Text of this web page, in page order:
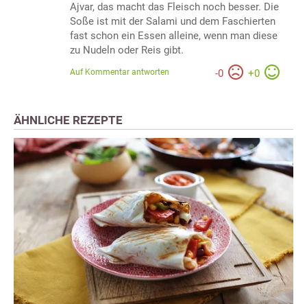
Ajvar, das macht das Fleisch noch besser. Die
Soße ist mit der Salami und dem Faschierten
fast schon ein Essen alleine, wenn man diese
zu Nudeln oder Reis gibt.
-0 +0
Auf Kommentar antworten
ÄHNLICHE REZEPTE